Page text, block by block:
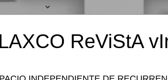
ReViStA